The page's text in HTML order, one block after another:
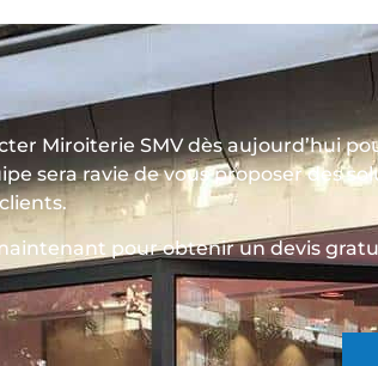
Miroiterie SMV dès aujourd’hui
sera ravie de vous proposer des
pour obtenir un devis